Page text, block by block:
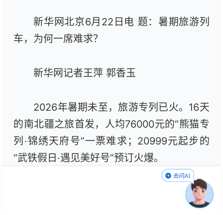
新华网北京6月22日电 题：暑期旅游列
车，为何一席难求？
新华网记者王萍 郭香玉
2026年暑期未至，旅游专列已火。16天
的南北疆之旅首发，人均76000元的“熊猫专
列·锦绣天府号”一票难求；20999元起步的
“武铁假日·遇见美好号”预订火爆。
暑期旅游列车火爆，折射的不仅是人们
出游理念的转变，也是铁路与文旅深度融合